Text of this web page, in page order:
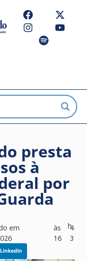
presta
à
por
em
às
16
h4
3
LinkedIn